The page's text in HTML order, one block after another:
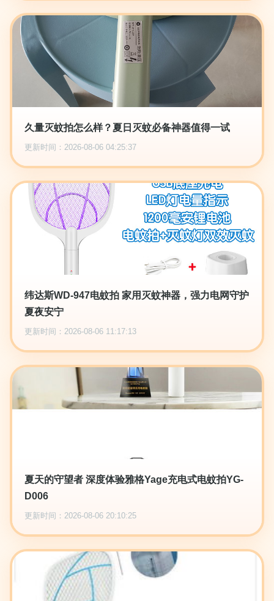
久量灭蚊拍怎么样？夏日灭蚊必备神器值得一试
更新时间：2026-08-06 04:25:37
纬达斯WD-947电蚊拍 家用灭蚊神器，强力电网守护
夏夜安宁
更新时间：2026-08-06 11:17:13
夏天的守望者 深度体验雅格Yage充电式电蚊拍YG-
D006
更新时间：2026-08-06 20:10:25